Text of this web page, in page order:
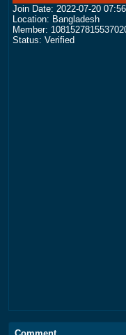
Join Date: 2022-07-20
Location: Bangladesh
Member:
Status: Verified